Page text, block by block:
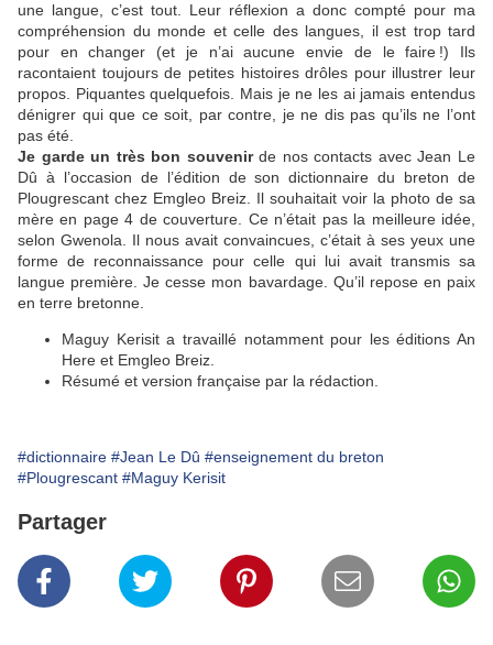
une langue, c’est tout. Leur réflexion a donc compté pour ma
compréhension du monde et celle des langues, il est trop tard
pour en changer (et je n’ai aucune envie de le faire !) Ils
racontaient toujours de petites histoires drôles pour illustrer leur
propos. Piquantes quelquefois. Mais je ne les ai jamais entendus
dénigrer qui que ce soit, par contre, je ne dis pas qu’ils ne l’ont
pas été.
Je garde un très bon souvenirde nos contacts avec Jean Le
Dû à l’occasion de l’édition de son dictionnaire du breton de
Plougrescant chez Emgleo Breiz. Il souhaitait voir la photo de sa
mère en page 4 de couverture. Ce n’était pas la meilleure idée,
selon Gwenola. Il nous avait convaincues, c’était à ses yeux une
forme de reconnaissance pour celle qui lui avait transmis sa
langue première. Je cesse mon bavardage. Qu’il repose en paix
en terre bretonne.
Maguy Kerisit a travaillé notamment pour les éditions An
Here et Emgleo Breiz.
Résumé et version française par la rédaction.
#dictionnaire #Jean Le Dû #enseignement du breton
#Plougrescant #Maguy Kerisit
Partager